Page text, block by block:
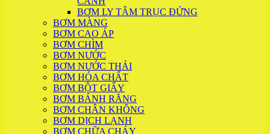
BƠM LY TÂM TRỤC ĐỨNG
BƠM MÀNG
BƠM CAO ÁP
BƠM CHÌM
BƠM NƯỚC
BƠM NƯỚC THẢI
BƠM HÓA CHẤT
BƠM BỘT GIẤY
BƠM BÁNH RĂNG
BƠM CHÂN KHÔNG
BƠM DỊCH LẠNH
BƠM CHỮA CHÁY